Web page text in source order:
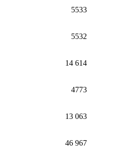
5533
5532
14 614
4773
13 063
46 967